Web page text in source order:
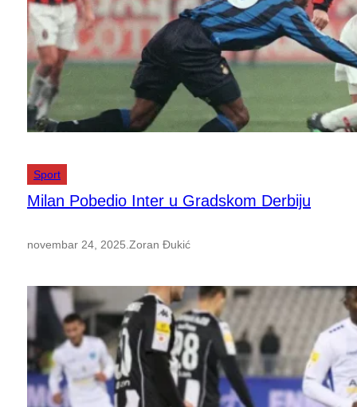
Sport
Milan Pobedio Inter u Gradskom Derbiju
novembar 24, 2025.Zoran Đukić